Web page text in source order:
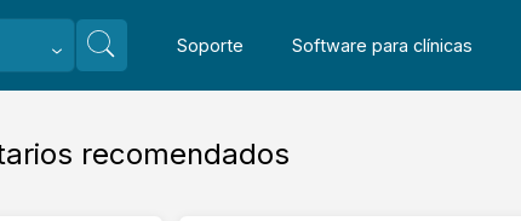
Soporte Software para clínicas
recomendados